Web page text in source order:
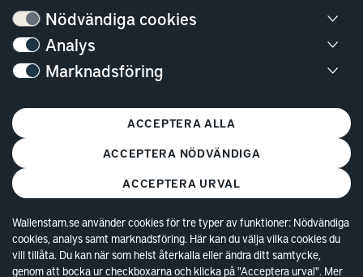
Nödvändiga cookies
Analys
Marknadsföring
ACCEPTERA ALLA
ACCEPTERA NÖDVÄNDIGA
ACCEPTERA URVAL
Wallenstam.se använder cookies för tre typer av funktioner: Nödvändiga
cookies, analys samt marknadsföring. Här kan du välja vilka cookies du
vill tillåta. Du kan när som helst återkalla eller ändra ditt samtycke,
genom att bocka ur checkboxarna och klicka på "Acceptera urval". Mer
Kundservice
Stockholm
© Copyright 2026 Wallenstam AB (publ)
Cookies
Behandling av personuppgifter